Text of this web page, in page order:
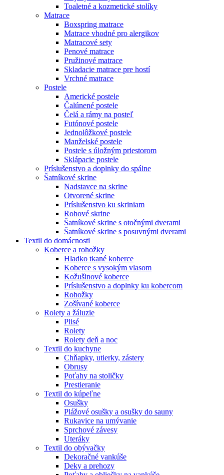
Toaletné a kozmetické stolíky
Matrace
Boxspring matrace
Matrace vhodné pro alergikov
Matracové sety
Penové matrace
Pružinové matrace
Skladacie matrace pre hostí
Vrchné matrace
Postele
Americké postele
Čalúnené postele
Čelá a rámy na posteľ
Futónové postele
Jednolôžkové postele
Manželské postele
Postele s úložným priestorom
Sklápacie postele
Príslušenstvo a doplnky do spálne
Šatníkové skrine
Nadstavce na skrine
Otvorené skrine
Príslušenstvo ku skriniam
Rohové skrine
Šatníkové skrine s otočnými dverami
Šatníkové skrine s posuvnými dverami
Textil do domácnosti
Koberce a rohožky
Hladko tkané koberce
Koberce s vysokým vlasom
Kožušinové koberce
Príslušenstvo a doplnky ku kobercom
Rohožky
Zošívané koberce
Rolety a žáluzie
Plisé
Rolety
Rolety deň a noc
Textil do kuchyne
Chňapky, utierky, zástery
Obrusy
Poťahy na stoličky
Prestieranie
Textil do kúpeľne
Osušky
Plážové osušky a osušky do sauny
Rukavice na umývanie
Sprchové závesy
Uteráky
Textil do obývačky
Dekoračné vankúše
Deky a prehozy